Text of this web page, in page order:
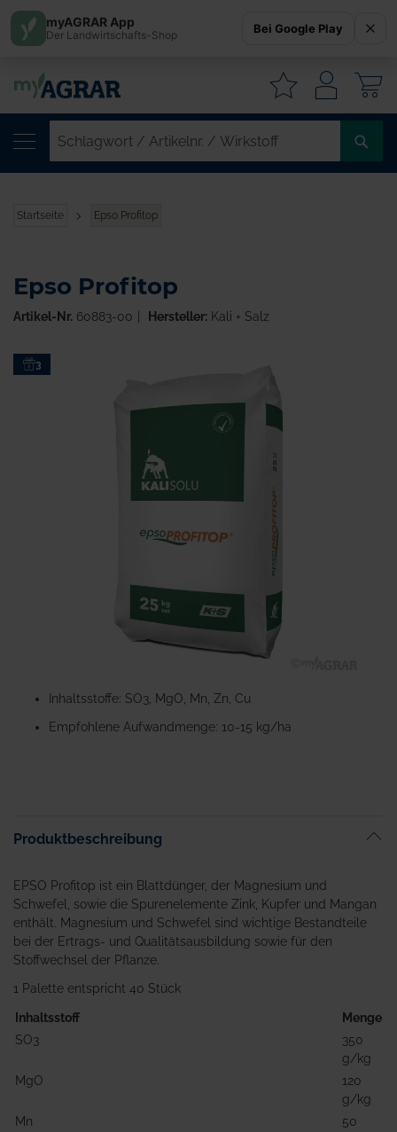
Startseite Epso Profitop
Zum3
Anfang
Bildgalerie
Epso Profitop
Artikel-Nr. 60883-00 Hersteller:Kali + Salz
Inhaltsstoffe: SO3, MgO, Mn, Zn, Cu
Empfohlene Aufwandmenge: 10-15 kg/ha
Produktbeschreibung
EPSO Profitop ist ein Blattdünger, der Magnesium und
Schwefel, sowie die Spurenelemente Zink, Kupfer und Mangan
enthält. Magnesium und Schwefel sind wichtige Bestandteile
bei der Ertrags- und Qualitätsausbildung sowie für den
Stoffwechsel der Pflanze.
1 Palette entspricht 40 Stück
Inhaltsstoff
Menge
SO3
350
g/kg
MgO
120
g/kg
Mn
50
myAGRAR App
Der Landwirtschafts-Shop Bei Google Play